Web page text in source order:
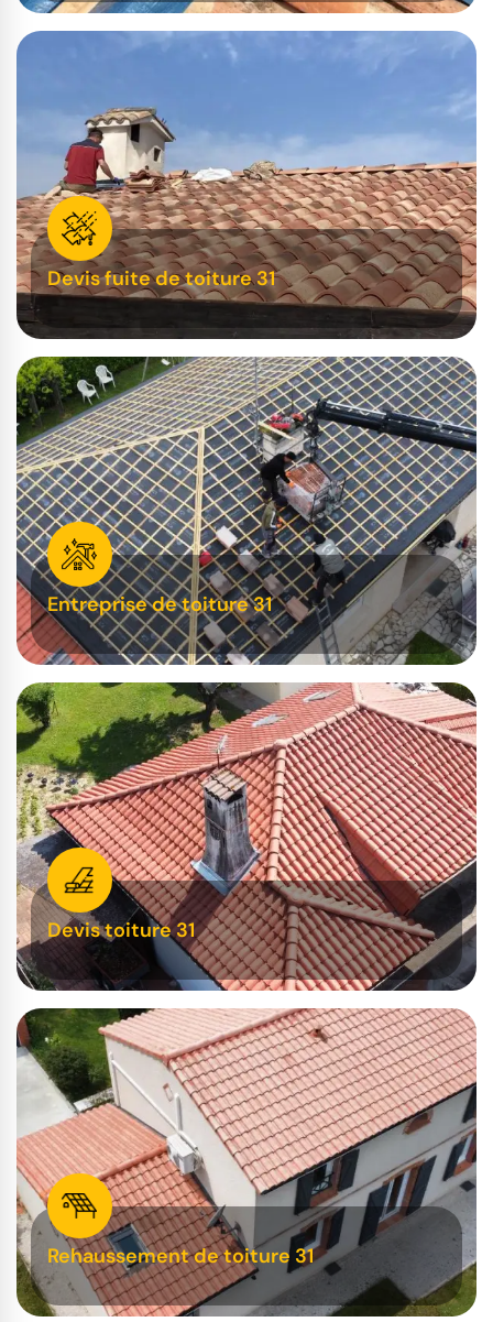
Devis fuite de toiture 31
Entreprise de toiture 31
Devis toiture 31
Rehaussement de toiture 31